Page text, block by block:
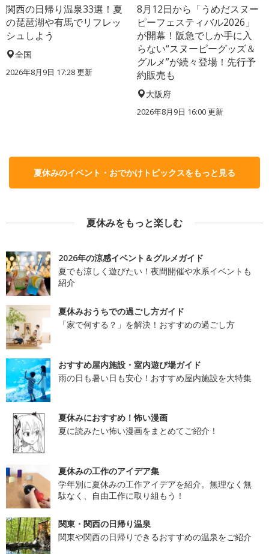
関西の日帰り温泉33選！夏
の琵琶湖や有馬でリフレッ
シュしよう
全国
2026年8月9日 17:28更新
8月12日から「うめだスヌー
ピーフェスティバル2026」
が開幕！阪急でしか手に入
らない“スヌーピーグッズ＆
グルメ”が続々登場！先行予
約販売も
大阪府
2026年8月9日 16:00更新
夏休みのイベント・おでかけトピックスをもっと見る
夏休みをもっと楽しむ
2026年の涼感イベント＆グルメガイド
夏でも涼しく遊びたい！夜間開催や水系イベントも
紹介
夏休みおうちでの過ごし方ガイド
「家で何する？」を解決！おすすめの過ごし方
おすすめ屋内施設・室内遊び場ガイド
雨の日も暑い日も安心！おすすめ屋内施設を大特集
夏休みにおすすめ！怖い漫画
夏に読みたい怖い漫画をまとめてご紹介！
夏休みの工作のアイデア集
学年別に夏休みの工作アイデアを紹介。無理なく無
駄なく、自由工作に取り組もう！
関東・関西の日帰り温泉
関東や関西の日帰りできるおすすめの温泉をご紹介